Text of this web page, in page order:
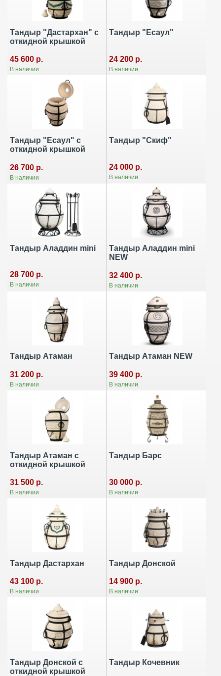
Тандыр "Дастархан" c
откидной крышкой
45 600 р.
В наличии
Тандыр "Есаул"
24 200 р.
В наличии
Тандыр "Есаул" с
откидной крышкой
26 700 р.
В наличии
Тандыр "Скиф"
24 000 р.
В наличии
Тандыр Аладдин mini
28 700 р.
В наличии
Тандыр Аладдин mini
NEW
32 400 р.
В наличии
Тандыр Атаман
31 200 р.
В наличии
Тандыр Атаман NEW
39 400 р.
В наличии
Тандыр Атаман с
откидной крышкой
31 500 р.
В наличии
Тандыр Барс
30 000 р.
В наличии
Тандыр Дастархан
43 100 р.
В наличии
Тандыр Донской
14 900 р.
В наличии
Тандыр Донской с
откидной крышкой
Тандыр Кочевник